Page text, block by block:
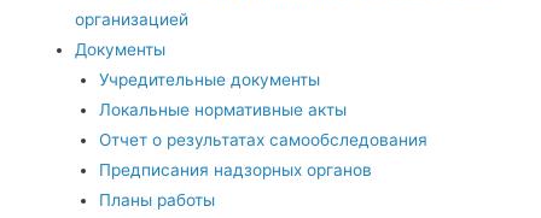
организацией
Документы
Учредительные документы
Локальные нормативные акты
Отчет о результатах самообследования
Предписания надзорных органов
Планы работы